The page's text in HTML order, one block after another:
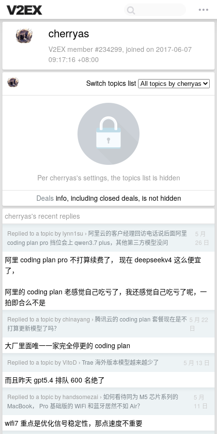
cherryas
V2EX member #234299, joined on 2017-06-07
09:17:16 +08:00
Switch topics list
Per cherryas's settings, the topics list is hidden
Dealsinfo, including closed deals, is not hidden
cherryas's recent replies
Replied to a topic by lynn1su › 阿里云的客户经理回访电话说后面阿里
coding plan pro 挡位会上 qwen3.7 plus，其他第三方模型没问
5 月
26 日
阿里 coding plan pro 不打算续费了， 现在 deepseekv4 这么便宜
了，
阿里的 coding plan 老感觉自己吃亏了，我还感觉自己吃亏了呢，一
拍即合么不是
Replied to a topic by chinayang › 腾讯云的 coding plan 套餐现在是不
打算更新模型了吗？
5 月 22
日
大厂里面唯一一家完全停更的 coding plan
Replied to a topic by VitoD › Trae 海外版本模型越来越少了 5 月 13 日
而且昨天 gpt5.4 排队 600 名绝了
Replied to a topic by handsomezai › 如何看待同为 M5 芯片系列的
MacBook， Pro 基础版的 WiFi 和蓝牙居然不如 Air？
5 月
11 日
wifi7 重点是优化信号稳定性，那点速度不重要